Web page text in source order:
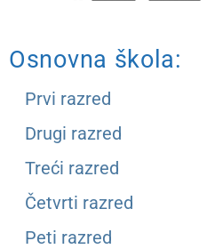
Osnovna škola:
Prvi razred
Drugi razred
Treći razred
Četvrti razred
Peti razred